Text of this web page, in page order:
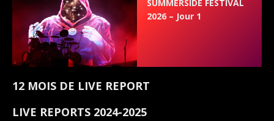
SUMMERSIDE FESTIVAL
2026 – Jour 1
12 MOIS DE LIVE REPORT
LIVE REPORTS 2024-2025